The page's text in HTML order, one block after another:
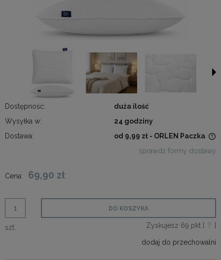
Dostępność:
duża ilość
Wysyłka w:
24 godziny
Dostawa:
od 9,99 zł - ORLEN Paczka
sprawdź formy dostawy
Cena: 69,90 zł
szt.
DO KOSZYKA
Zyskujesz 69 pkt [ ? ]
dodaj do przechowalni